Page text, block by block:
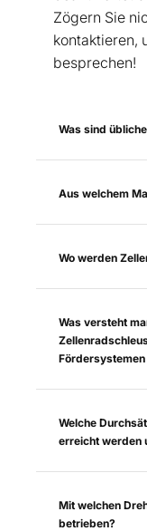
Zögern Sie
kontaktieren,
besprechen!
Was sind
Aus welchem
Wo werden
Was versteht
Welche
erreicht werden
Mit welchen
betrieben?